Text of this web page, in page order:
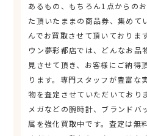
あるもの、もちろん1点からの
た頂いたままの商品券、集めて
んでお買取させて頂いておりま
ウン夢彩都店では、どんなお品
見させて頂き、お客様にご納得
ります。専門スタッフが豊富な
物を査定させていただいており
メガなどの腕時計、ブランドバ
属を強化買取中です。査定は無